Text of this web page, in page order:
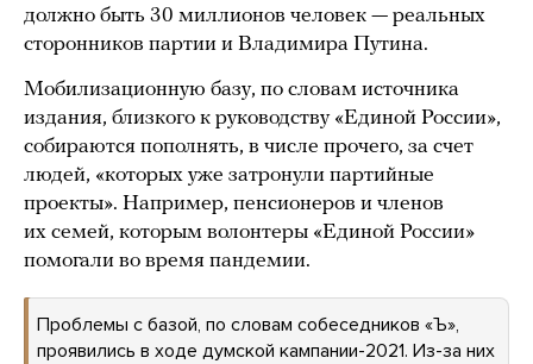
должно быть 30 миллионов человек — реальных
сторонников партии и Владимира Путина.
Мобилизационную базу, по словам источника
издания, близкого к руководству «Единой России»,
собираются пополнять, в числе прочего, за счет
людей, «которых уже затронули партийные
проекты». Например, пенсионеров и членов
их семей, которым волонтеры «Единой России»
помогали во время пандемии.
Проблемы с базой, по словам собеседников «Ъ»,
проявились в ходе думской кампании-2021. Из-за них